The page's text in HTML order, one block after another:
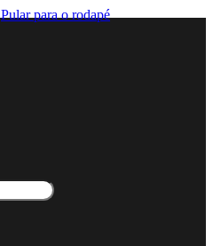
Pular para o rodapé